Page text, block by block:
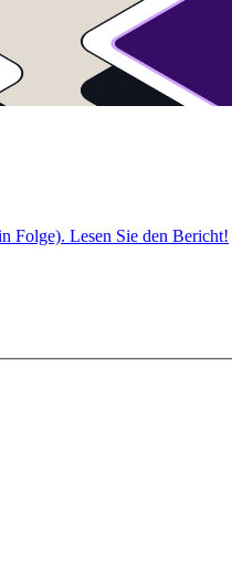
Folge). Lesen Sie den Bericht!